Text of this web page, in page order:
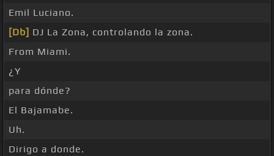
Emil Luciano.
[Db] DJ La Zona, controlando la zona.
From Miami.
¿Y
para dónde?
El Bajamabe.
Uh.
Dirigo a donde.